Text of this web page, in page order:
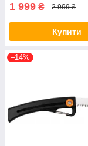
1 999 ₴ 2 999 ₴
Купити
–14%